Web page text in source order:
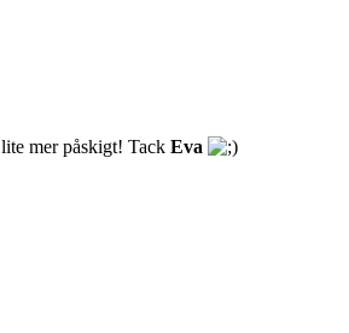
mer påskigt! Tack Eva